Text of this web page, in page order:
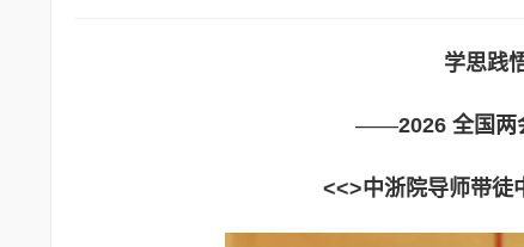
学思践
——2026 全国两
<<>中浙院导师带徒